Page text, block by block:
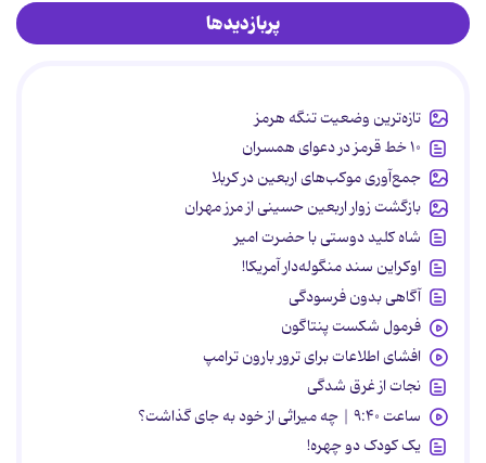
پربازدیدها
تازه‌ترین وضعیت تنگه هرمز
۱۰ خط قرمز در دعوای همسران
جمع‌آوری موکب‌های اربعین در کربلا
بازگشت زوار اربعین حسینی از مرز مهران
شاه کلید دوستی با حضرت امیر
اوکراین سند منگوله‌دار آمریکا!
آگاهی بدون فرسودگی
فرمول شکست پنتاگون
افشای اطلاعات برای ترور بارون ترامپ
نجات از غرق شدگی
ساعت ۹:۴۰ | چه میراثی از خود به جای گذاشت؟
یک کودک دو چهره!